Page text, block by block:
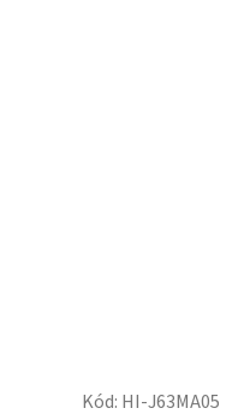
Kód: HI-J63MA05